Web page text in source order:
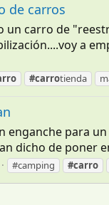
de carros
un carro de
a
#carrotienda
enganche para
dicho de poner
#camping #carro